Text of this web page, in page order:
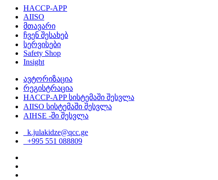
HACCP-APP
AIISO
მთავარი
ჩვენ შესახებ
სერვისები
Safety Shop
Insight
ავტორიზაცია
რეგისტრაცია
HACCP-APP სისტემაში შესვლა
AIISO სისტემაში შესვლა
AIHSE -ში შესვლა
k.julakidze@qcc.ge
+995 551 088809